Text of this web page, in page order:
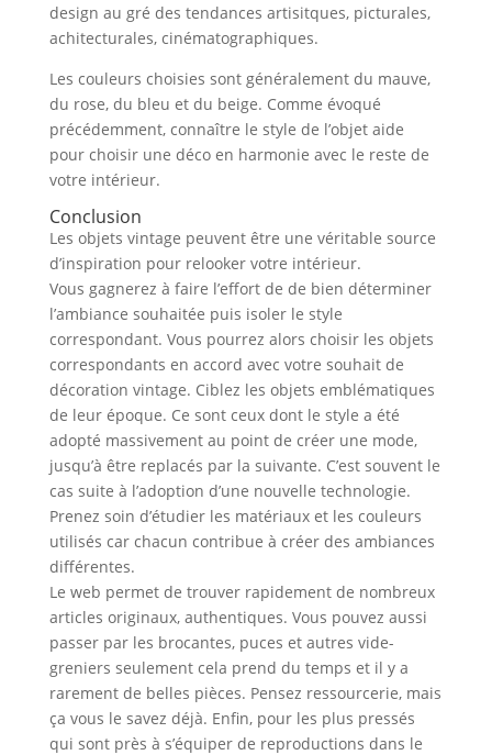
design au gré des tendances artisitques, picturales,
achitecturales, cinématographiques.
Les couleurs choisies sont généralement du mauve,
du rose, du bleu et du beige. Comme évoqué
précédemment, connaître le style de l’objet aide
pour choisir une déco en harmonie avec le reste de
votre intérieur.
Conclusion
Les objets vintage peuvent être une véritable source
d’inspiration pour relooker votre intérieur.
Vous gagnerez à faire l’effort de de bien déterminer
l’ambiance souhaitée puis isoler le style
correspondant. Vous pourrez alors choisir les objets
correspondants en accord avec votre souhait de
décoration vintage. Ciblez les objets emblématiques
de leur époque. Ce sont ceux dont le style a été
adopté massivement au point de créer une mode,
jusqu’à être replacés par la suivante. C’est souvent le
cas suite à l’adoption d’une nouvelle technologie.
Prenez soin d’étudier les matériaux et les couleurs
utilisés car chacun contribue à créer des ambiances
différentes.
Le web permet de trouver rapidement de nombreux
articles originaux, authentiques. Vous pouvez aussi
passer par les brocantes, puces et autres vide-
greniers seulement cela prend du temps et il y a
rarement de belles pièces. Pensez ressourcerie, mais
ça vous le savez déjà. Enfin, pour les plus pressés
qui sont près à s’équiper de reproductions dans le